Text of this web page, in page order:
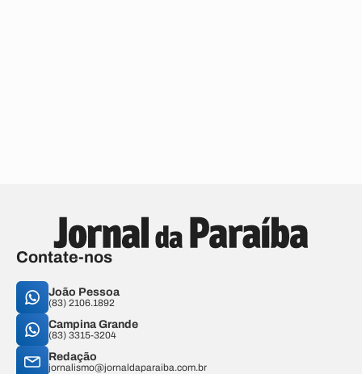
Contate-nos
João Pessoa
(83) 2106.1892
Campina Grande
(83) 3315-3204
Redação
jornalismo@jornaldaparaiba.com.br